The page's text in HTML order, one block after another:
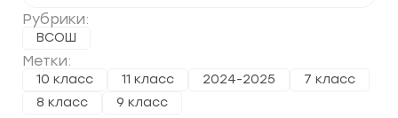
Рубрики:
ВСОШ
Метки:
10 класс 11 класс 2024-2025
7 класс
8 класс
9 класс